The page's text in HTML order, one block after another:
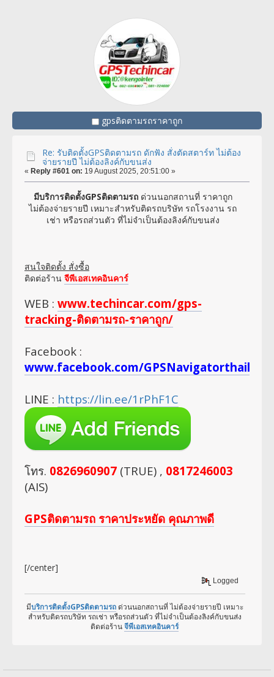
gpsติดตามรถราคาถูก
Re: รับติดตั้งGPSติดตามรถ ดักฟัง สั่งตัดสตาร์ท ไม่ต้อง
จ่ายรายปี ไม่ต้องลิงค์กับขนส่ง
« Reply #601 on: 19 August 2025, 20:51:00 »
มีบริการติดตั้งGPSติดตามรถด่วนนอกสถานที่ ราคาถูก
ไม่ต้องจ่ายรายปี เหมาะสำหรับติดรถบริษัท รถโรงงาน รถ
เช่า หรือรถส่วนตัว ที่ไม่จำเป็นต้องลิงค์กับขนส่ง
สนใจติดตั้ง สั่งซื้อ
ติดต่อร้าน จีพีเอสเทคอินคาร์
WEB : www.techincar.com/gps-
tracking-ติดตามรถ-ราคาถูก/
Facebook :
www.facebook.com/
LINE : https://lin.ee/1rPhF1C
โทร. 0826960907 (TRUE) , 0817246003
(AIS)
GPSติดตามรถ ราคาประหยัด คุณภาพดี
[/center]
Logged
มีบริการติดตั้งGPSติดตามรถด่วนนอกสถานที่ ไม่ต้องจ่ายรายปี เหมาะ
สำหรับติดรถบริษัท รถเช่า หรือรถส่วนตัว ที่ไม่จำเป็นต้องลิงค์กับขนส่ง
ติดต่อร้านจีพีเอสเทคอินคาร์